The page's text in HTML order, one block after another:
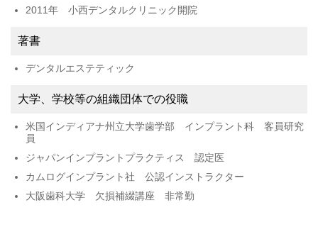
2011年 小西デンタルクリニック開院
著書
デンタルエステティック
大学、学校等の組織団体での役職
米国インディアナ州立大学歯学部 インプラント科 客員研究
員
ジャパンインプラントプラクティス 認定医
カムログインプラント社 公認インストラクター
大阪歯科大学 欠損補綴講座 非常勤